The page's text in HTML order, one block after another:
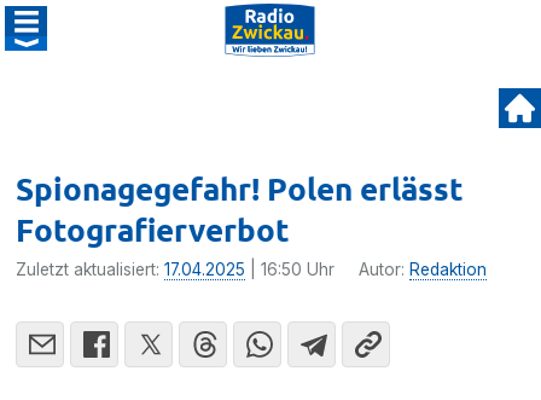
Spionagegefahr! Polen erlässt
Fotografierverbot
Zuletzt aktualisiert:17.04.2025 | 16:50 Uhr Autor: Redaktion